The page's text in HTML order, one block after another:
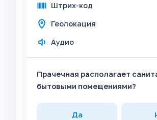
Штрих-код
Геолокация
Аудио
Прачечная располагает
бытовыми помещениями?
Да